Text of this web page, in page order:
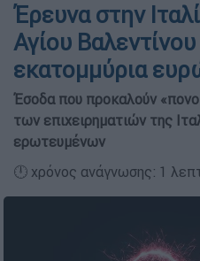
Έρευνα στην
Αγίου Βαλεντίνου
εκατομμύρια
Έσοδα που προκαλούν
των επιχειρηματιών της
ερωτευμένων
🕛 χρόνος ανάγνωσης: 1